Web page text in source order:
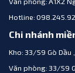
Hotline:
Chi nhánh
Kho: 33/59 Gò Dầu ,
Văn phòng: 33/59